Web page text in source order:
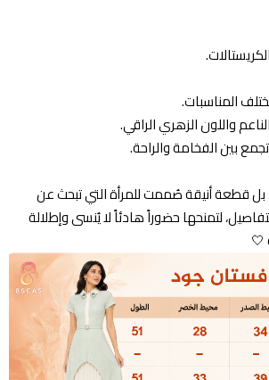
المناسبات.
واللون الزهري الراقي.
بين الفخامة والراحة.
قطعة أنيقة صُممت للمرأة التي تبحث عن
لتمنحها حضوراً هادئاً لا يُنسى وإطلالة
🤍